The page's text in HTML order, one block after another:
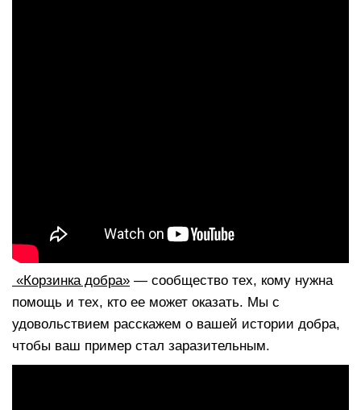
«Корзинка добра» — сообщество тех, кому нужна
помощь и тех, кто ее может оказать. Мы с
удовольствием расскажем о вашей истории добра,
чтобы ваш пример стал заразительным.